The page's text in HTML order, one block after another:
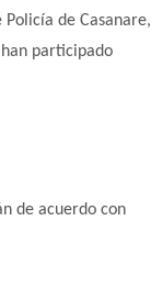
de Casanare,
participado
de acuerdo con